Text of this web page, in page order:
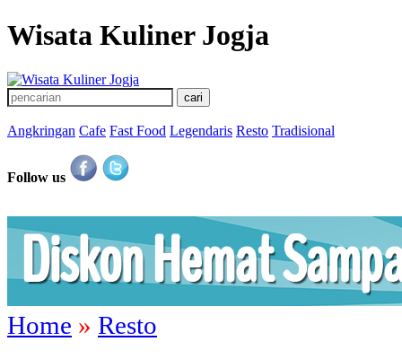
Wisata Kuliner Jogja
Angkringan Cafe Fast Food Legendaris Resto Tradisional
Follow us
Home » Resto